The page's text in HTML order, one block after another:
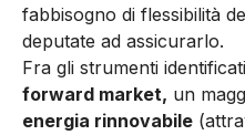
fabbisogno di flessibilità
deputate ad assicurarlo.
Fra gli strumenti
forward market, un
energia rinnovabile